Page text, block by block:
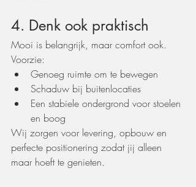
4. Denk ook praktisch
Mooi is belangrijk, maar comfort ook.
Voorzie:
Genoeg ruimte om te bewegen
Schaduw bij buitenlocaties
Een stabiele ondergrond voor stoelen
en boog
Wij zorgen voor levering, opbouw en
perfecte positionering zodat jij alleen
maar hoeft te genieten.